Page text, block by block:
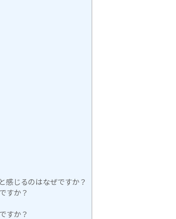
感じるのはなぜですか？
すか？
すか？